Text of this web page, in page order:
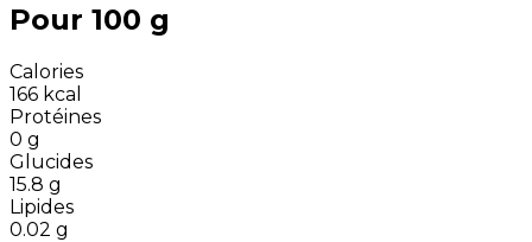
Pour 100 g
Calories
166 kcal
Protéines
0 g
Glucides
15.8 g
Lipides
0.02 g